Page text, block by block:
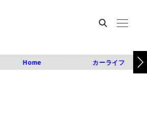
Home カーライフ